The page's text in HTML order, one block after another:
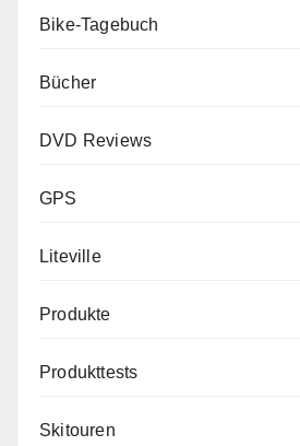
Bike-Tagebuch
Bücher
DVD Reviews
GPS
Liteville
Produkte
Produkttests
Skitouren